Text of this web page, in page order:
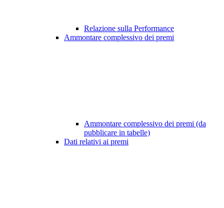
Relazione sulla Performance
Ammontare complessivo dei premi
Ammontare complessivo dei premi (da
pubblicare in tabelle)
Dati relativi ai premi